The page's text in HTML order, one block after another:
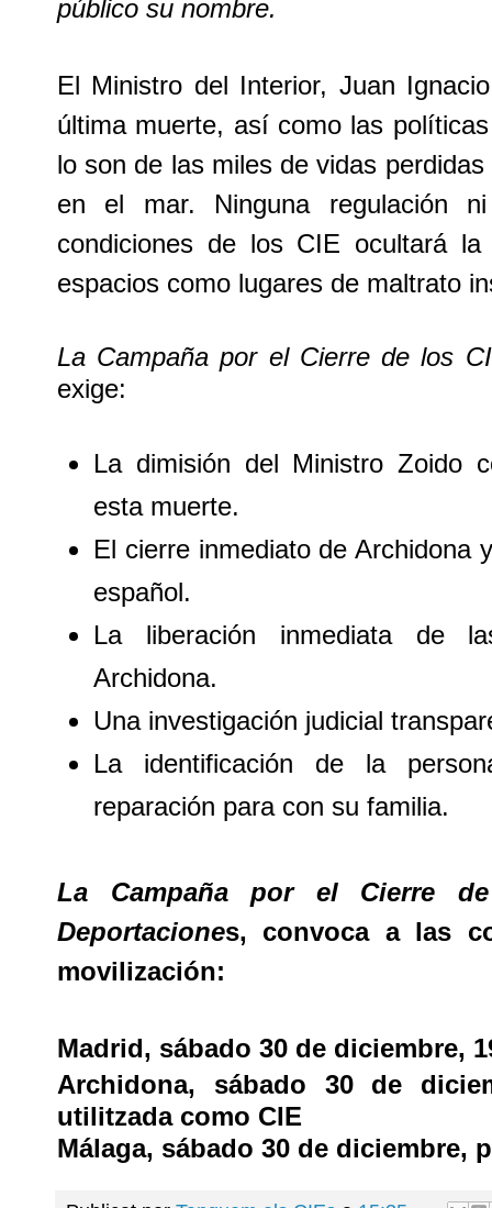
público su nombre.
El Ministro del Interior, Juan
última muerte, así como las
lo son de las miles de vidas
en el mar. Ninguna regulación
condiciones de los CIE ocultará
espacios como lugares de maltrato
La Campaña por el Cierre de los
exige:
La dimisión del Ministro Zoido
esta muerte.
El cierre inmediato de Archidona
español.
La liberación inmediata de
Archidona.
Una investigación judicial
La identificación de la
reparación para con su familia.
La Campaña por el Cierre
Deportaciones, convoca a las
movilización:
Madrid, sábado 30 de diciembre,
Archidona, sábado 30 de
utilitzada como CIE
Málaga, sábado 30 de diciembre,